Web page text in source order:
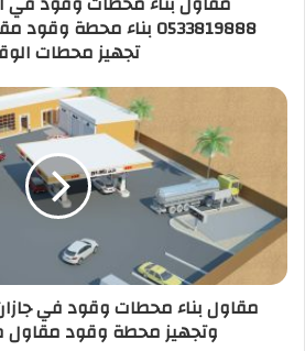
0533819888 بناء محطة
تجهيز محطات
وتجهيز محطة وقود